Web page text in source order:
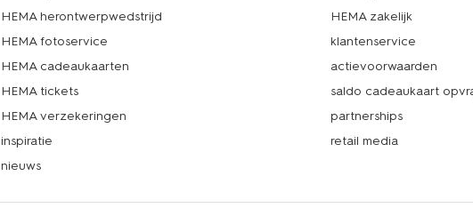
HEMA herontwerpwedstrijd
HEMA fotoservice
HEMA cadeaukaarten
HEMA tickets
HEMA verzekeringen
inspiratie
nieuws
HEMA zakelijk
klantenservice
actievoorwaarden
saldo cadeaukaart
partnerships
retail media